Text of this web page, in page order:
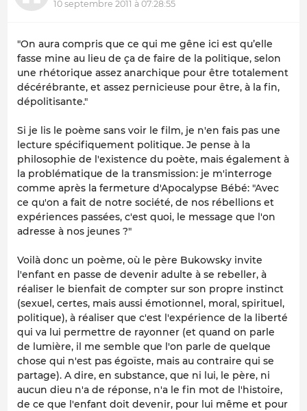
10 septembre 2011 à 07:28:55
"On aura compris que ce qui me gêne ici est qu’elle
fasse mine au lieu de ça de faire de la politique, selon
une rhétorique assez anarchique pour être totalement
décérébrante, et assez pernicieuse pour être, à la fin,
dépolitisante."
Si je lis le poème sans voir le film, je n'en fais pas une
lecture spécifiquement politique. Je pense à la
philosophie de l'existence du poète, mais également à
la problématique de la transmission: je m'interroge
comme après la fermeture d'Apocalypse Bébé: "Avec
ce qu'on a fait de notre société, de nos rébellions et
expériences passées, c'est quoi, le message que l'on
adresse à nos jeunes ?"
Voilà donc un poème, où le père Bukowsky invite
l'enfant en passe de devenir adulte à se rebeller, à
réaliser le bienfait de compter sur son propre instinct
(sexuel, certes, mais aussi émotionnel, moral, spirituel,
politique), à réaliser que c'est l'expérience de la liberté
qui va lui permettre de rayonner (et quand on parle
de lumière, il me semble que l'on parle de quelque
chose qui n'est pas égoïste, mais au contraire qui se
partage). A dire, en substance, que ni lui, le père, ni
aucun dieu n'a de réponse, n'a le fin mot de l'histoire,
de ce que l'enfant doit devenir, pour lui même et pour